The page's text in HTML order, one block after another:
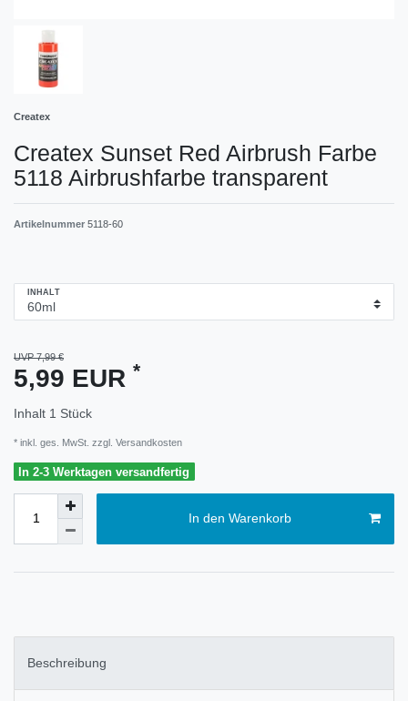
Createx
Createx Sunset Red Airbrush Farbe
5118 Airbrushfarbe transparent
Artikelnummer 5118-60
INHALT
UVP 7,99 €
5,99 EUR *
Inhalt 1 Stück
* inkl. ges. MwSt. zzgl. Versandkosten
In 2-3 Werktagen versandfertig
In den Warenkorb
Beschreibung